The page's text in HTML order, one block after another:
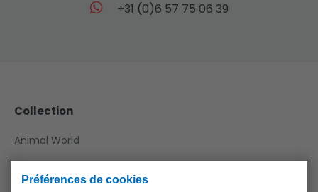
Préférences de cookies
+31 (0)6 57 75 06 39
Collection
Animal World
Aqua Fun